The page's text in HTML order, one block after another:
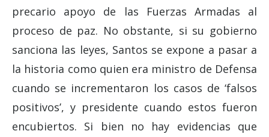
precario apoyo de las Fuerzas Armadas al
proceso de paz. No obstante, si su gobierno
sanciona las leyes, Santos se expone a pasar a
la historia como quien era ministro de Defensa
cuando se incrementaron los casos de ‘falsos
positivos’, y presidente cuando estos fueron
encubiertos. Si bien no hay evidencias que